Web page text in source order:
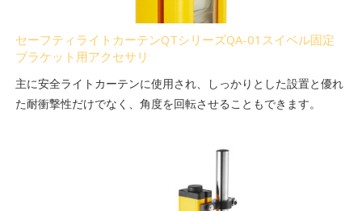
セーフティライトカーテンQTシリーズQA-01スイベル固定
ブラケット用アクセサリ
主に安全ライトカーテンに使用され、しっかりとした設置と優れ
た耐衝撃性だけでなく、角度を回転させることもできます。